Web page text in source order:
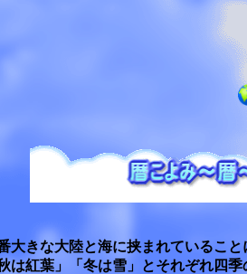
大きな大陸と海に挟まれているこ
は紅葉」「冬は雪」とそれぞれ四